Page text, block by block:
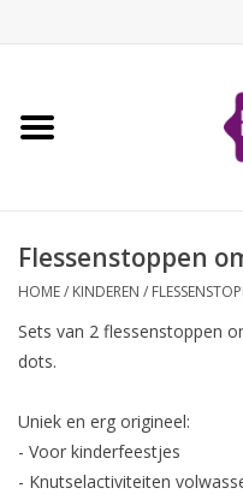
Home
Volwassenen
Losse mozaïekmaterialen
Hoe mozaïeken?
Flessenstoppen
HOME/ KINDEREN /
Sets van 2 flessenstoppen
dots.
Uniek en erg origineel:
- Voor kinderfeestjes
- Knutselactiviteiten